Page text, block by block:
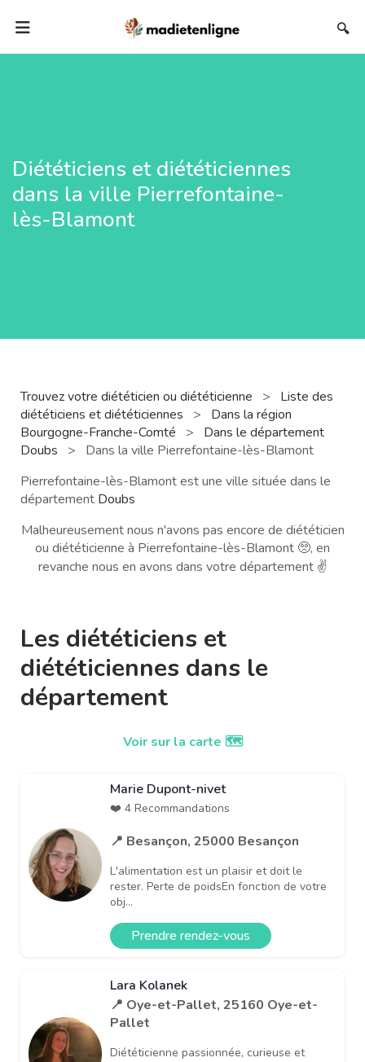
🔍
Diététiciens et diététiciennes
dans la ville Pierrefontaine-
lès-Blamont
Trouvez votre diététicien ou diététicienne >
Liste des
diététiciens et diététiciennes
>
Dans la région
Bourgogne-Franche-Comté
>
Dans le département
Doubs
>
Dans la ville Pierrefontaine-lès-Blamont
Pierrefontaine-lès-Blamont est une ville située dans le
département Doubs
Malheureusement nous n'avons pas encore de diététicien
ou diététicienne à Pierrefontaine-lès-Blamont 🥺, en
revanche nous en avons dans votre département ✌️
Les diététiciens et
diététiciennes dans le
département
Voir sur la carte 🗺️
Marie Dupont-nivet
❤️ 4 Recommandations
📍 Besançon, 25000 Besançon
L'alimentation est un plaisir et doit le
rester. Perte de poidsEn fonction de votre
obj...
Prendre rendez-vous
Lara Kolanek
📍 Oye-et-Pallet, 25160 Oye-et-
Pallet
Diététicienne passionnée, curieuse et